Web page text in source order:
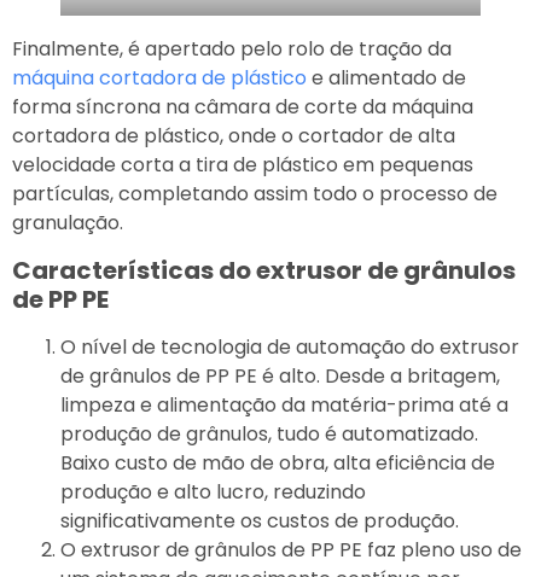
Finalmente, é apertado pelo rolo de tração da
máquina cortadora de plástico e alimentado de
forma síncrona na câmara de corte da máquina
cortadora de plástico, onde o cortador de alta
velocidade corta a tira de plástico em pequenas
partículas, completando assim todo o processo de
granulação.
Características do extrusor de grânulos
de PP PE
O nível de tecnologia de automação do extrusor
de grânulos de PP PE é alto. Desde a britagem,
limpeza e alimentação da matéria-prima até a
produção de grânulos, tudo é automatizado.
Baixo custo de mão de obra, alta eficiência de
produção e alto lucro, reduzindo
significativamente os custos de produção.
O extrusor de grânulos de PP PE faz pleno uso de